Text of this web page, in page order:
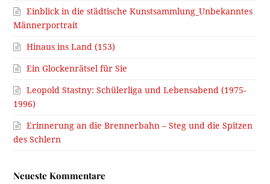
Einblick in die städtische Kunstsammlung_Unbekanntes
Männerportrait
Hinaus ins Land (153)
Ein Glockenrätsel für Sie
Leopold Stastny: Schülerliga und Lebensabend (1975-
1996)
Erinnerung an die Brennerbahn – Steg und die Spitzen
des Schlern
Neueste Kommentare